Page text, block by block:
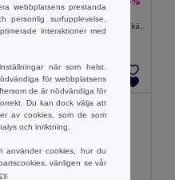
Goya 39069
Förkläde i 100% polyester med mjuk känsla SION
Lägg till i Varukorgen
webbplatsens prestanda
personlig surfupplevelse,
interaktioner med
när som helst.
för webbplatsens
de är nödvändiga för
Du kan dock välja att
av cookies, som de som
och inriktning.
använder cookies, hur du
vänligen se vår
.